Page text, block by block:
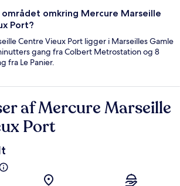
området omkring Mercure Marseille
Port?
Centre Vieux Port ligger i Marseilles Gamle
gang fra Colbert Metrostation og 8
fra Le Panier.
af Mercure Marseille
Port